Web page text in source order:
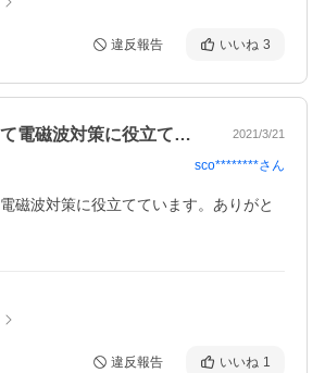
違反報告 いいね 3
いい仕事ができて電磁波対策に役立ててい… 2021/3/21
sco********さん
磁波対策に役立てています。ありがと
違反報告 いいね 1